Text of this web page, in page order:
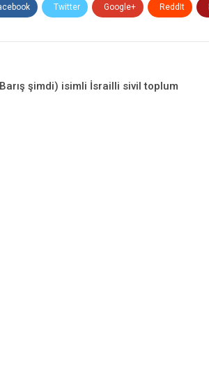
Twitter Google+ ReddIt
şimdi) isimli İsrailli sivil toplum